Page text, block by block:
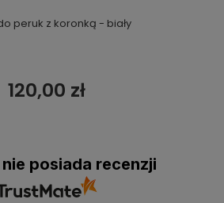
peruk z koronką - biały
120,00 zł
posiada recenzji